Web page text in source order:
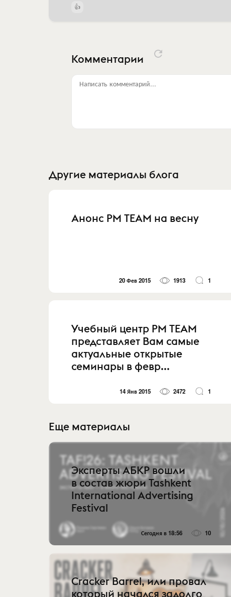
Комментарии
Написать комментарий...
Другие материалы блога
Анонс PM TEAM на весну
20 Фев 2015 1913 1
Учебный центр PM TEAM
представляет Вам самые
актуальные открытые
семинары в февр...
14 Янв 2015 2472 1
Еще материалы
Эксперты АБКР вошли
в состав жюри Tashkent
International Advertising
Festival
Сегодня в 18:56 10
Cracker Barrel, или провал
который начался задолго